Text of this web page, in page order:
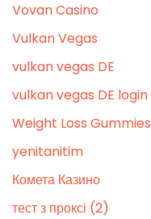
Vovan Casino
Vulkan Vegas
vulkan vegas DE
vulkan vegas DE login
Weight Loss Gummies
yenitanitim
Комета Казино
тест з проксі (2)